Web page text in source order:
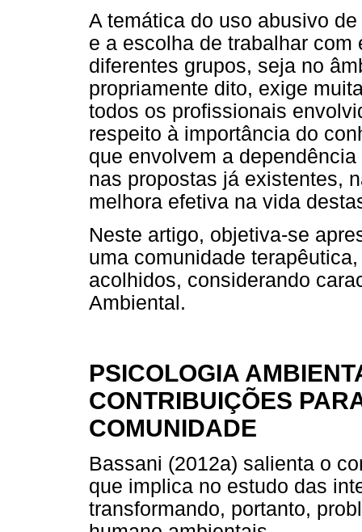
A temática do uso abusivo
e a escolha de trabalhar
diferentes grupos, seja no
propriamente dito, exige
todos os profissionais
respeito à importância do
que envolvem a
nas propostas já existentes,
melhora efetiva na vida
Neste artigo, objetiva-se
uma comunidade
acolhidos, considerando
Ambiental.
PSICOLOGIA
CONTRIBUIÇÕES
COMUNIDADE
Bassani (2012a) salienta o
que implica no estudo das
transformando, portanto,